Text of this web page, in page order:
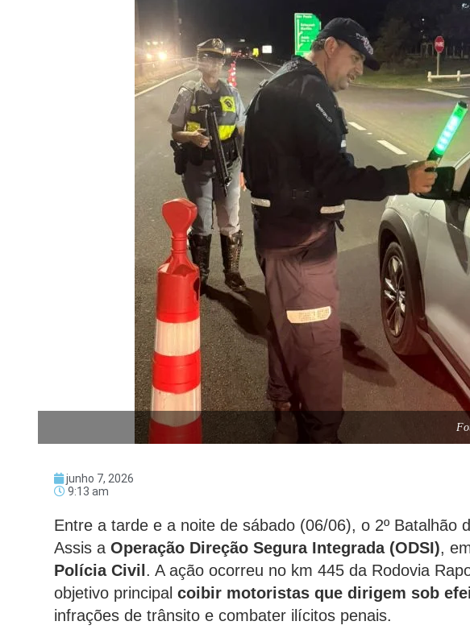
junho 7, 2026
9:13 am
Entre a tarde e a noite de sábado (06/06), o 2º Batalhão
Assis a Operação Direção Segura Integrada (ODSI),
Polícia Civil . A ação ocorreu no km 445 da Rodovia
objetivo principal coibir motoristas que dirigem sob
infrações de trânsito e combater ilícitos penais.